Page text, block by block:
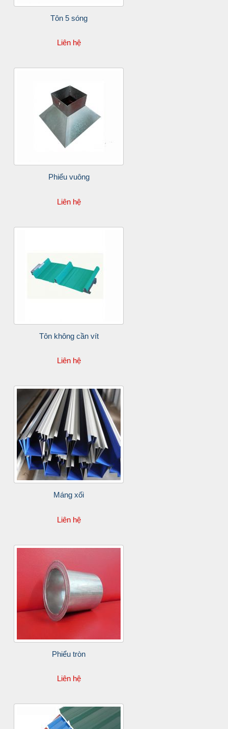
Tôn 5 sóng
Liên hệ
Phiểu vuông
Liên hệ
Tôn không cần vít
Liên hệ
Máng xối
Liên hệ
Phiểu tròn
Liên hệ